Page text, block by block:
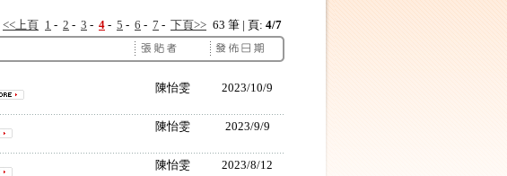
<<上頁 1 - 2 - 3 - 4 - 5 - 6 - 7 - 下頁>> 63 筆 | 頁: 4/7
陳怡雯 2023/10/9
陳怡雯 2023/9/9
陳怡雯 2023/8/12